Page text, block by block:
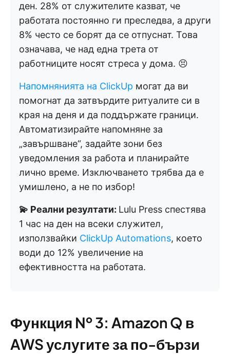
ден. 28% от служителите казват, че
работата постоянно ги преследва, а други
8% често се борят да се отпуснат. Това
означава, че над една трета от
работниците носят стреса у дома. 😣
Напомнянията на ClickUp могат да ви
помогнат да затвърдите ритуалите си в
края на деня и да поддържате граници.
Автоматизирайте напомняне за
„завършване“, задайте зони без
уведомления за работа и планирайте
лично време. Изключването трябва да е
умишлено, а не по избор!
💫 Реални резултати: Lulu Press спестява
1 час на ден на всеки служител,
използвайки ClickUp Automations, което
води до 12% увеличение на
ефективността на работата.
Функция № 3: Amazon Q в
AWS услугите за по-бързи